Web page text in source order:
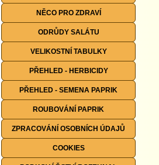
NĚCO PRO ZDRAVÍ
ODRŮDY SALÁTU
VELIKOSTNÍ TABULKY
PŘEHLED - HERBICIDY
PŘEHLED - SEMENA PAPRIK
ROUBOVÁNÍ PAPRIK
ZPRACOVÁNÍ OSOBNÍCH ÚDAJŮ
COOKIES